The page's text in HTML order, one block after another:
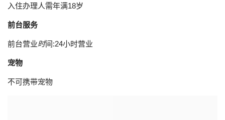
入住办理人需年满18岁
前台服务
前台营业时间:24小时营业
宠物
不可携带宠物